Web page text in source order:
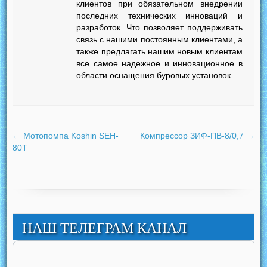
клиентов при обязательном внедрении
последних технических инноваций и
разработок. Что позволяет поддерживать
связь с нашими постоянным клиентами, а
также предлагать нашим новым клиентам
все самое надежное и инновационное в
области оснащения буровых установок.
← Мотопомпа Koshin SEH-
80T
Компрессор ЗИФ-ПВ-8/0,7 →
НАШ ТЕЛЕГРАМ КАНАЛ